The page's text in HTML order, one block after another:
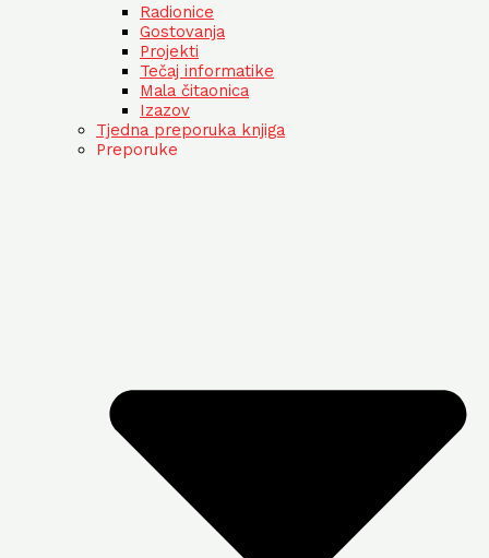
Radionice
Gostovanja
Projekti
Tečaj informatike
Mala čitaonica
Izazov
Tjedna preporuka knjiga
Preporuke